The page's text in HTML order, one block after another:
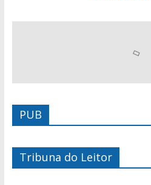
PUB
Tribuna do Leitor